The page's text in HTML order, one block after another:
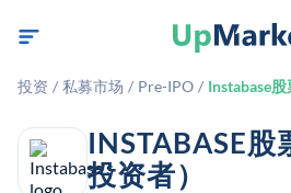
投资 / 私募市场 / Pre-IPO / Instabase股
INSTABASE股
投资者）